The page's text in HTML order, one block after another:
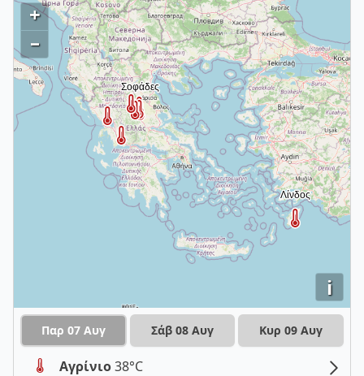
i
+
–
Παρ 07 Αυγ Σάβ 08 Αυγ Κυρ 09 Αυγ
Αγρίνιο38°C